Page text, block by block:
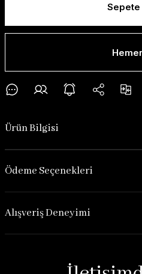
Sepete
Ürün Bilgisi
Ödeme Seçenekleri
Alışveriş Deneyimi